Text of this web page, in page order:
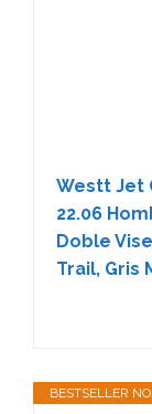
Westt Jet
22.06
Doble
Trail, Gris
BESTSELLER